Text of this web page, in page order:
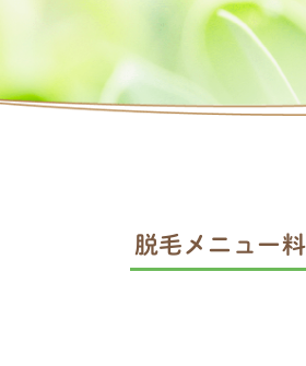
脱毛メニュー